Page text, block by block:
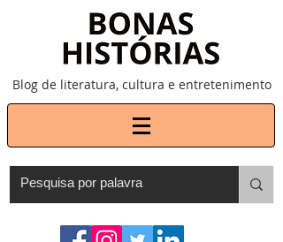
Blog de literatura, cultura e entretenimento